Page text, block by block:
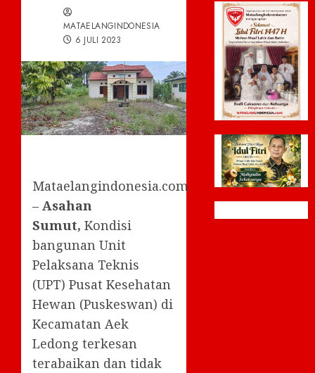
MATAELANGINDONESIA
6 JULI 2023
Mataelangindonesia.com
– Asahan
Sumut, Kondisi
bangunan Unit
Pelaksana Teknis
(UPT) Pusat Kesehatan
Hewan (Puskeswan) di
Kecamatan Aek
Ledong terkesan
terabaikan dan tidak